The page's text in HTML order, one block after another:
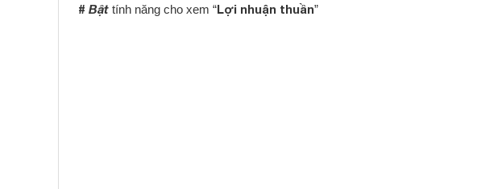
# Bật tính năng cho xem “Lợi nhuận thuần”